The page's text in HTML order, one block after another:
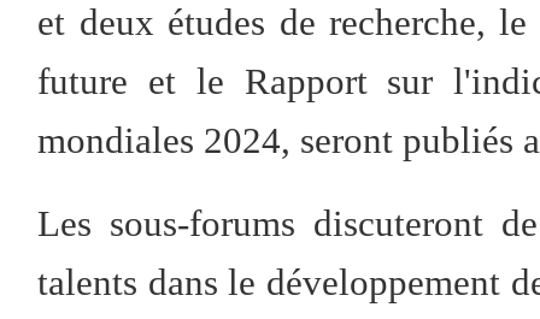
et deux études de recherche,
future et le Rapport sur
mondiales 2024, seront publiés
Les sous-forums discuteront
talents dans le développement